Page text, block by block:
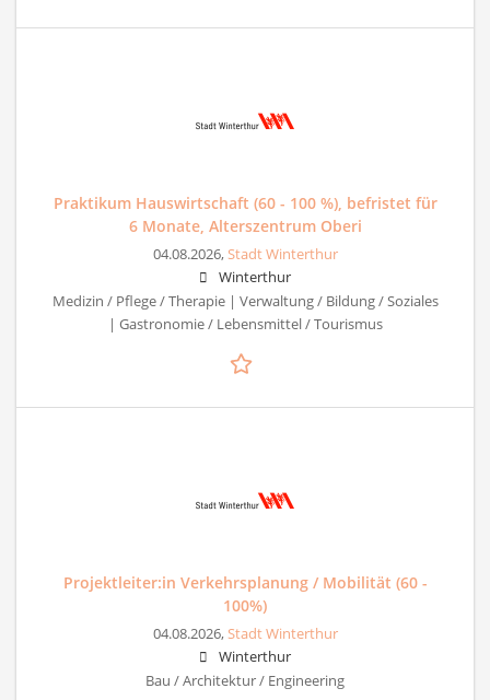
Praktikum Hauswirtschaft (60 - 100 %), befristet für
6 Monate, Alterszentrum Oberi
04.08.2026,Stadt Winterthur
Winterthur
Medizin / Pflege / Therapie | Verwaltung / Bildung / Soziales
| Gastronomie / Lebensmittel / Tourismus
Projektleiter:in Verkehrsplanung / Mobilität (60 -
100%)
04.08.2026,Stadt Winterthur
Winterthur
Bau / Architektur / Engineering